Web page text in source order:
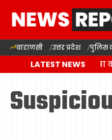
वाराणसी उत्तर प्रदेश पुलिस
LATEST NEWS
वाराणसी में कांवड़ यात्रा